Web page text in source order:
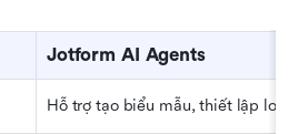
Jotform AI Agents
Hỗ trợ tạo biểu mẫu, thiết lập